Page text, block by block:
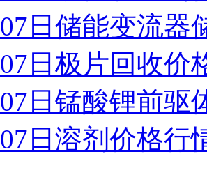
07日储能变流器
07日极片回收价
07日锰酸锂前驱
07日溶剂价格行